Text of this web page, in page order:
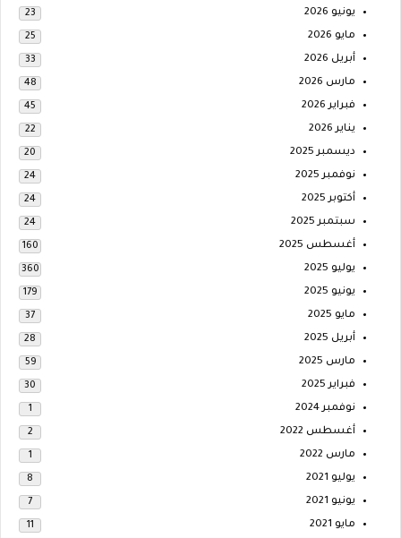
يونيو 2026 23
مايو 2026 25
أبريل 2026 33
مارس 2026 48
فبراير 2026 45
يناير 2026 22
ديسمبر 2025 20
نوفمبر 2025 24
أكتوبر 2025 24
سبتمبر 2025 24
أغسطس 2025 160
يوليو 2025 360
يونيو 2025 179
مايو 2025 37
أبريل 2025 28
مارس 2025 59
فبراير 2025 30
نوفمبر 2024 1
أغسطس 2022 2
مارس 2022 1
يوليو 2021 8
يونيو 2021 7
مايو 2021 11